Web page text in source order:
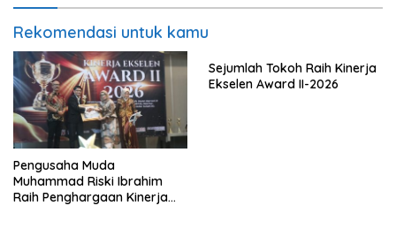
Rekomendasi untuk kamu
Pengusaha Muda
Muhammad Riski Ibrahim
Raih Penghargaan Kinerja
Sejumlah Tokoh Raih Kinerja
Ekselen Award II-2026